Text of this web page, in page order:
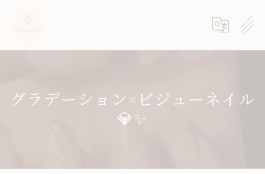
グラデーション×ビジューネイル
💎✨